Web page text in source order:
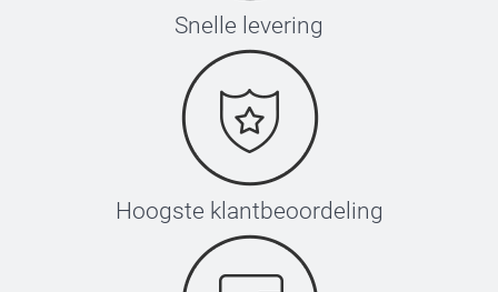
Snelle levering
Hoogste klantbeoordeling